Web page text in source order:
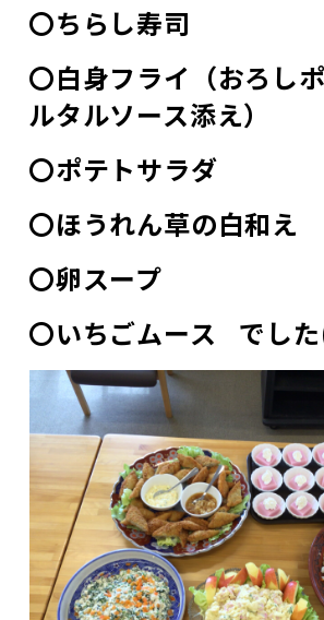
〇ちらし寿司
〇白身フライ（おろし
ルタルソース添え）
〇ポテトサラダ
〇ほうれん草の白和え
〇卵スープ
〇いちごムース
でし